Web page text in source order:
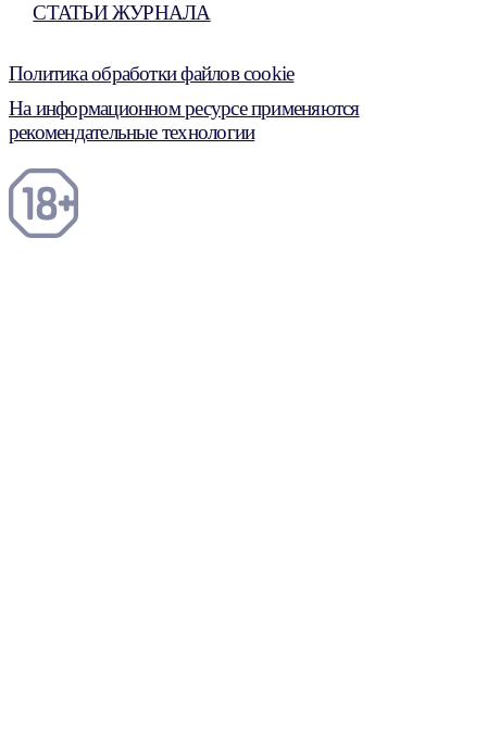
СТАТЬИ ЖУРНАЛА
Политика обработки файлов cookie
На информационном ресурсе применяются
рекомендательные технологии